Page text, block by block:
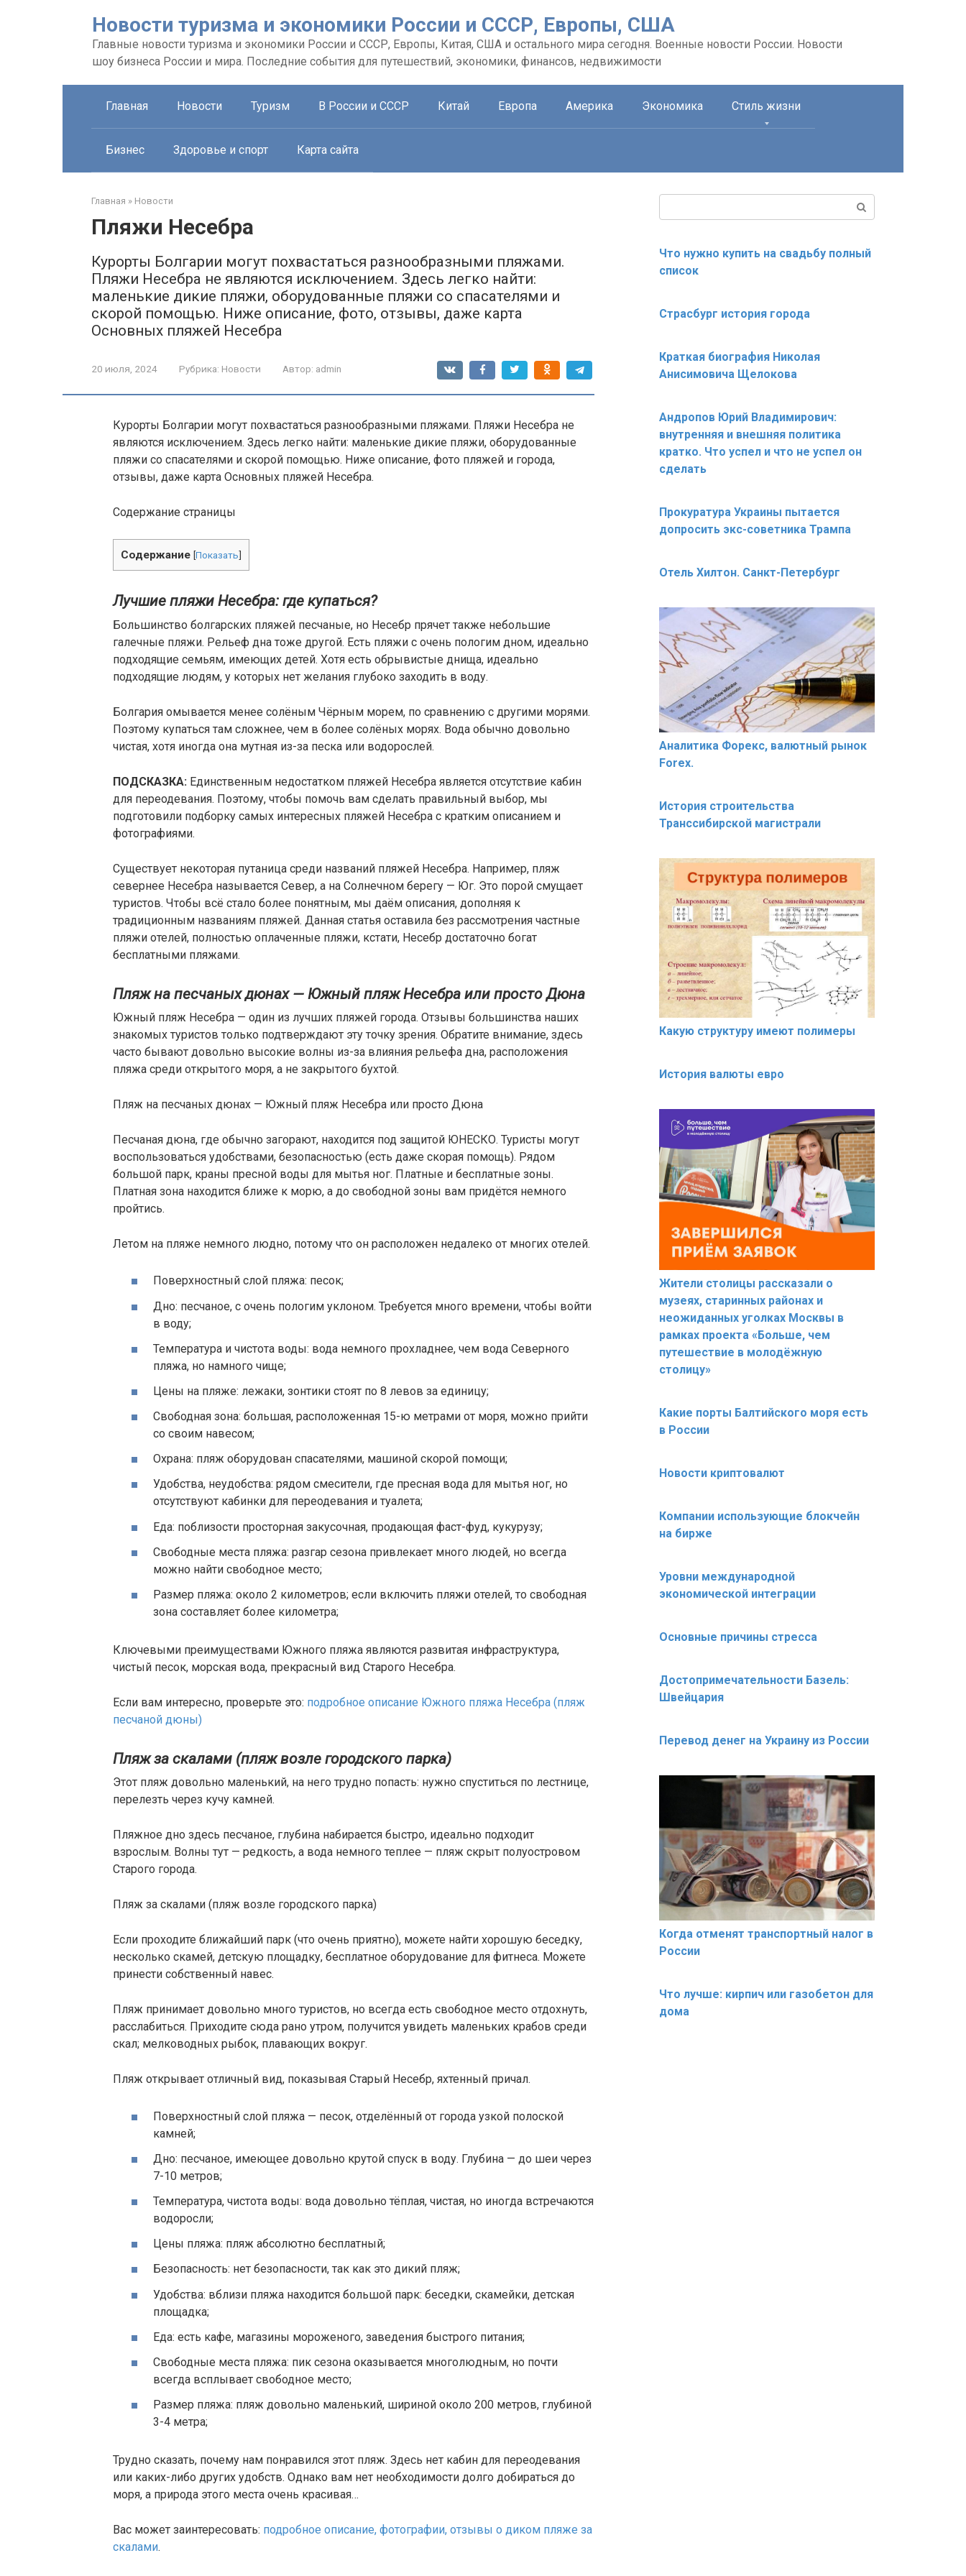
Новости туризма и экономики России и СССР, Европы, США
Главные новости туризма и экономики России и СССР, Европы, Китая, США и остального мира сегодня. Военные новости России. Новости
шоу бизнеса России и мира. Последние события для путешествий, экономики, финансов, недвижимости
Главная Новости Туризм В России и СССР Китай Европа Америка Экономика Стиль жизни
Бизнес Здоровье и спорт Карта сайта
Главная » Новости
Пляжи Несебра
Курорты Болгарии могут похвастаться разнообразными пляжами.
Пляжи Несебра не являются исключением. Здесь легко найти:
маленькие дикие пляжи, оборудованные пляжи со спасателями и
скорой помощью. Ниже описание, фото, отзывы, даже карта
Основных пляжей Несебра
20 июля, 2024 Рубрика: Новости Автор: admin
Курорты Болгарии могут похвастаться разнообразными пляжами. Пляжи Несебра не
являются исключением. Здесь легко найти: маленькие дикие пляжи, оборудованные
пляжи со спасателями и скорой помощью. Ниже описание, фото пляжей и города,
отзывы, даже карта Основных пляжей Несебра.
Содержание страницы
Содержание [Показать]
Лучшие пляжи Несебра: где купаться?
Большинство болгарских пляжей песчаные, но Несебр прячет также небольшие
галечные пляжи. Рельеф дна тоже другой. Есть пляжи с очень пологим дном, идеально
подходящие семьям, имеющих детей. Хотя есть обрывистые днища, идеально
подходящие людям, у которых нет желания глубоко заходить в воду.
Болгария омывается менее солёным Чёрным морем, по сравнению с другими морями.
Поэтому купаться там сложнее, чем в более солёных морях. Вода обычно довольно
чистая, хотя иногда она мутная из-за песка или водорослей.
ПОДСКАЗКА: Единственным недостатком пляжей Несебра является отсутствие кабин
для переодевания. Поэтому, чтобы помочь вам сделать правильный выбор, мы
подготовили подборку самых интересных пляжей Несебра с кратким описанием и
фотографиями.
Существует некоторая путаница среди названий пляжей Несебра. Например, пляж
севернее Несебра называется Север, а на Солнечном берегу — Юг. Это порой смущает
туристов. Чтобы всё стало более понятным, мы даём описания, дополняя к
традиционным названиям пляжей. Данная статья оставила без рассмотрения частные
пляжи отелей, полностью оплаченные пляжи, кстати, Несебр достаточно богат
бесплатными пляжами.
Пляж на песчаных дюнах — Южный пляж Несебра или просто Дюна
Южный пляж Несебра — один из лучших пляжей города. Отзывы большинства наших
знакомых туристов только подтверждают эту точку зрения. Обратите внимание, здесь
часто бывают довольно высокие волны из-за влияния рельефа дна, расположения
пляжа среди открытого моря, а не закрытого бухтой.
Пляж на песчаных дюнах — Южный пляж Несебра или просто Дюна
Песчаная дюна, где обычно загорают, находится под защитой ЮНЕСКО. Туристы могут
воспользоваться удобствами, безопасностью (есть даже скорая помощь). Рядом
большой парк, краны пресной воды для мытья ног. Платные и бесплатные зоны.
Платная зона находится ближе к морю, а до свободной зоны вам придётся немного
пройтись.
Летом на пляже немного людно, потому что он расположен недалеко от многих отелей.
Поверхностный слой пляжа: песок;
Дно: песчаное, с очень пологим уклоном. Требуется много времени, чтобы войти
в воду;
Температура и чистота воды: вода немного прохладнее, чем вода Северного
пляжа, но намного чище;
Цены на пляже: лежаки, зонтики стоят по 8 левов за единицу;
Свободная зона: большая, расположенная 15-ю метрами от моря, можно прийти
со своим навесом;
Охрана: пляж оборудован спасателями, машиной скорой помощи;
Удобства, неудобства: рядом смесители, где пресная вода для мытья ног, но
отсутствуют кабинки для переодевания и туалета;
Еда: поблизости просторная закусочная, продающая фаст-фуд, кукурузу;
Свободные места пляжа: разгар сезона привлекает много людей, но всегда
можно найти свободное место;
Размер пляжа: около 2 километров; если включить пляжи отелей, то свободная
зона составляет более километра;
Ключевыми преимуществами Южного пляжа являются развитая инфраструктура,
чистый песок, морская вода, прекрасный вид Старого Несебра.
Если вам интересно, проверьте это: подробное описание Южного пляжа Несебра (пляж
песчаной дюны)
Пляж за скалами (пляж возле городского парка)
Этот пляж довольно маленький, на него трудно попасть: нужно спуститься по лестнице,
перелезть через кучу камней.
Пляжное дно здесь песчаное, глубина набирается быстро, идеально подходит
взрослым. Волны тут — редкость, а вода немного теплее — пляж скрыт полуостровом
Старого города.
Пляж за скалами (пляж возле городского парка)
Если проходите ближайший парк (что очень приятно), можете найти хорошую беседку,
несколько скамей, детскую площадку, бесплатное оборудование для фитнеса. Можете
принести собственный навес.
Пляж принимает довольно много туристов, но всегда есть свободное место отдохнуть,
расслабиться. Приходите сюда рано утром, получится увидеть маленьких крабов среди
скал; мелководных рыбок, плавающих вокруг.
Пляж открывает отличный вид, показывая Старый Несебр, яхтенный причал.
Поверхностный слой пляжа — песок, отделённый от города узкой полоской
камней;
Дно: песчаное, имеющее довольно крутой спуск в воду. Глубина — до шеи через
7-10 метров;
Температура, чистота воды: вода довольно тёплая, чистая, но иногда встречаются
водоросли;
Цены пляжа: пляж абсолютно бесплатный;
Безопасность: нет безопасности, так как это дикий пляж;
Удобства: вблизи пляжа находится большой парк: беседки, скамейки, детская
площадка;
Еда: есть кафе, магазины мороженого, заведения быстрого питания;
Свободные места пляжа: пик сезона оказывается многолюдным, но почти
всегда всплывает свободное место;
Размер пляжа: пляж довольно маленький, шириной около 200 метров, глубиной
3-4 метра;
Трудно сказать, почему нам понравился этот пляж. Здесь нет кабин для переодевания
или каких-либо других удобств. Однако вам нет необходимости долго добираться до
моря, а природа этого места очень красивая…
Вас может заинтересовать: подробное описание, фотографии, отзывы о диком пляже за
скалами.
Что нужно купить на свадьбу полный
список
Страсбург история города
Краткая биография Николая
Анисимовича Щелокова
Андропов Юрий Владимирович:
внутренняя и внешняя политика
кратко. Что успел и что не успел он
сделать
Прокуратура Украины пытается
допросить экс-советника Трампа
Отель Хилтон. Санкт-Петербург
Аналитика Форекс, валютный рынок
Forex.
История строительства
Транссибирской магистрали
Какую структуру имеют полимеры
История валюты евро
Жители столицы рассказали о
музеях, старинных районах и
неожиданных уголках Москвы в
рамках проекта «Больше, чем
путешествие в молодёжную
столицу»
Какие порты Балтийского моря есть
в России
Новости криптовалют
Компании использующие блокчейн
на бирже
Уровни международной
экономической интеграции
Основные причины стресса
Достопримечательности Базель:
Швейцария
Перевод денег на Украину из России
Когда отменят транспортный налог в
России
Что лучше: кирпич или газобетон для
дома